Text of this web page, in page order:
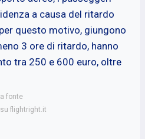
a causa del ritardo
questo motivo, giungono
3 ore di ritardo, hanno
tra 250 e 600 euro, oltre
fonte
flightright.it